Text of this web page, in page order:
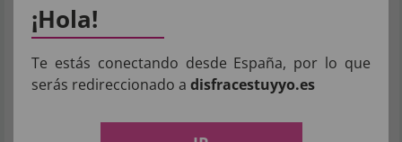
¡Hola!
Te estás conectando desde España, por lo que
serás redireccionado a disfracestuyyo.es